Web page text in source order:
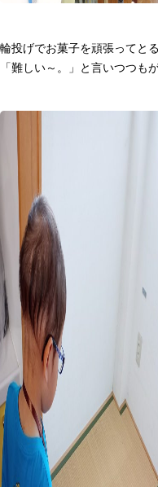
輪投げでお菓子を頑張ってと
「難しい～。」と言いつつ